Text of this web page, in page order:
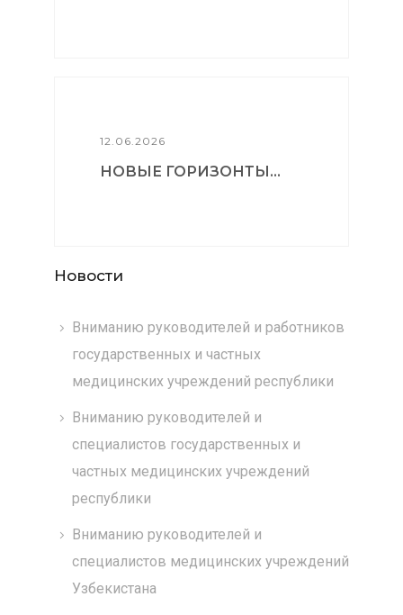
12.06.2026
НОВЫЕ ГОРИЗОНТЫ...
Новости
Вниманию руководителей и работников
государственных и частных
медицинских учреждений республики
Вниманию руководителей и
специалистов государственных и
частных медицинских учреждений
республики
Вниманию руководителей и
специалистов медицинских учреждений
Узбекистана